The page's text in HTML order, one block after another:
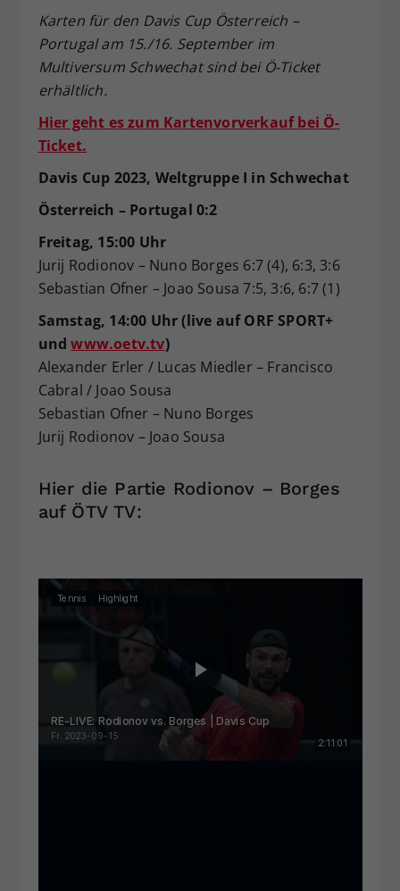
Karten für den Davis Cup Österreich –
Portugal am 15./16. September im
Multiversum Schwechat sind bei Ö-Ticket
erhältlich.
Hier geht es zum Kartenvorverkauf bei Ö-
Ticket.
Davis Cup 2023, Weltgruppe I in Schwechat
Österreich – Portugal 0:2
Freitag, 15:00 Uhr
Jurij Rodionov – Nuno Borges 6:7 (4), 6:3, 3:6
Sebastian Ofner – Joao Sousa 7:5, 3:6, 6:7 (1)
Samstag, 14:00 Uhr (live auf ORF SPORT+
und www.oetv.tv)
Alexander Erler / Lucas Miedler – Francisco
Cabral / Joao Sousa
Sebastian Ofner – Nuno Borges
Jurij Rodionov – Joao Sousa
Hier die Partie Rodionov – Borges
auf ÖTV TV: